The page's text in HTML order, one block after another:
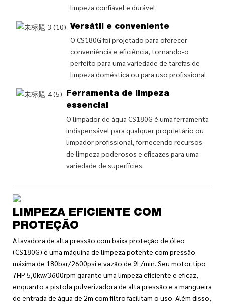
limpeza confiável e durável.
Versátil e conveniente
O CS180G foi projetado para oferecer
conveniência e eficiência, tornando-o
perfeito para uma variedade de tarefas de
limpeza doméstica ou para uso profissional.
Ferramenta de limpeza
essencial
O limpador de água CS180G é uma ferramenta
indispensável para qualquer proprietário ou
limpador profissional, fornecendo recursos
de limpeza poderosos e eficazes para uma
variedade de superfícies.
LIMPEZA EFICIENTE COM
PROTEÇÃO
A lavadora de alta pressão com baixa proteção de óleo
(CS180G) é uma máquina de limpeza potente com pressão
máxima de 180bar/2600psi e vazão de 9L/min. Seu motor tipo
7HP 5,0kw/3600rpm garante uma limpeza eficiente e eficaz,
enquanto a pistola pulverizadora de alta pressão e a mangueira
de entrada de água de 2m com filtro facilitam o uso. Além disso,